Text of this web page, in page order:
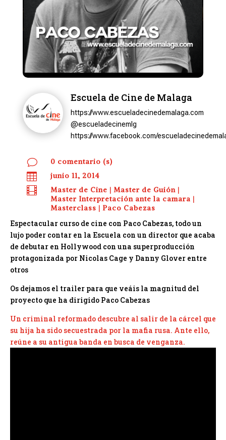
Escuela de Cine de Malaga
https://www.escueladecinedemalaga.com
@escueladecinemlg
https://www.facebook.com/
v 0 comentario (s)
 junio 11, 2014
 Master de Cine | Master de Guión|
Master Interpretación ante la camara |
Masterclass | Paco Cabezas
Espectacular curso de cine con Paco Cabezas, todo un
lujo poder contar en la Escuela con un director que acaba
de debutar en Hollywood con una superproducción
protagonizada por Nicolas Cage y Danny Glover entre
otros
Os dejamos el trailer para que veáis la magnitud del
proyecto que ha dirigido Paco Cabezas
Un criminal reformado descubre al salir de la cárcel que
su hija ha sido secuestrada por la mafia rusa. Ante ello,
reúne a su antigua banda en busca de venganza.